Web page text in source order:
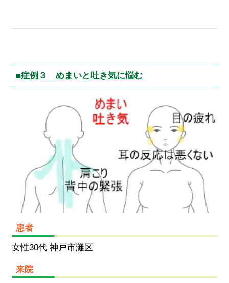
■症例３ めまいと吐き気に悩む
患者
女性30代 神戸市灘区
来院